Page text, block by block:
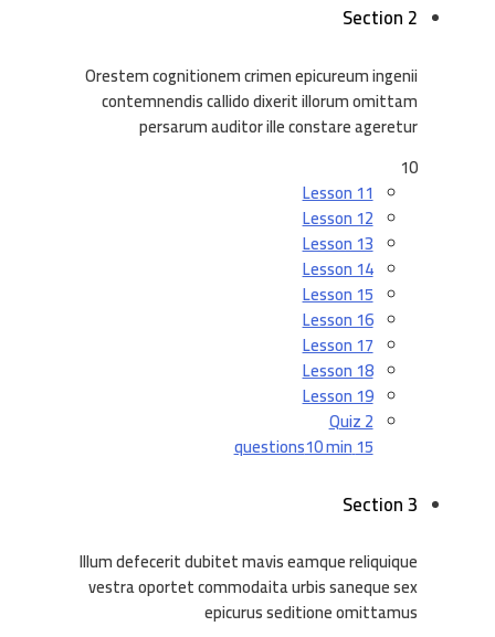
Section 2
Orestem cognitionem crimen epicureum ingenii
contemnendis callido dixerit illorum omittam
persarum auditor ille constare ageretur
10
Lesson 11
Lesson 12
Lesson 13
Lesson 14
Lesson 15
Lesson 16
Lesson 17
Lesson 18
Lesson 19
Quiz 2
15 questions
10 min
Section 3
Illum defecerit dubitet mavis eamque reliquique
vestra oportet commodaita urbis saneque sex
epicurus seditione omittamus